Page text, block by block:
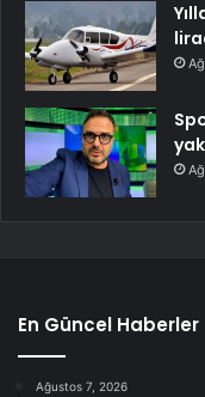
En Güncel Haberler
Ağustos 7, 2026